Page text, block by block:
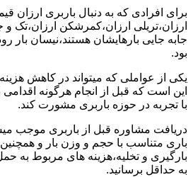
برای افرادی که به دنبال باربری ارزان
ارزان،تریلی ارزان،کمرشکن ارزان،تک
جابه جایی بارهایشان هستند،نیسان بار
بود.
یکی از عواملی که میتواند در کاهش
این است که قبل از انجام هرگونه
با تجربه در حوزه باربری مشورت کند.
دریافت مشاوره قبل از باربری موجب
باری متناسب با حجم و وزن بار و
بارگیری و تخلیه،هزینه های مربوط به
به حداقل برسانید.